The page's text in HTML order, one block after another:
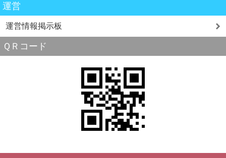
運営
運営情報掲示板
ＱＲコード